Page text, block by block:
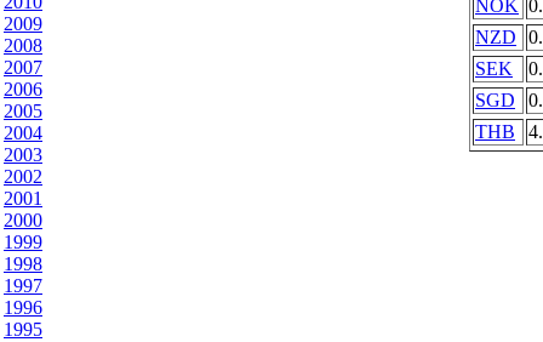
2009
2008
2007
2006
2005
2004
2003
2002
2001
2000
1999
1998
1997
1996
1995
NOK
NZD
SEK
SGD
THB